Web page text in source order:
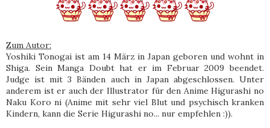
Zum Autor:
Yoshiki Tonogai ist am 14 März in Japan geboren und wohnt in
Shiga. Sein Manga Doubt hat er im Februar 2009 beendet.
Judge ist mit 3 Bänden auch in Japan abgeschlossen. Unter
anderem ist er auch der Illustrator für den Anime Higurashi no
Naku Koro ni (Anime mit sehr viel Blut und psychisch kranken
Kindern, kann die Serie Higurashi no... nur empfehlen :)).